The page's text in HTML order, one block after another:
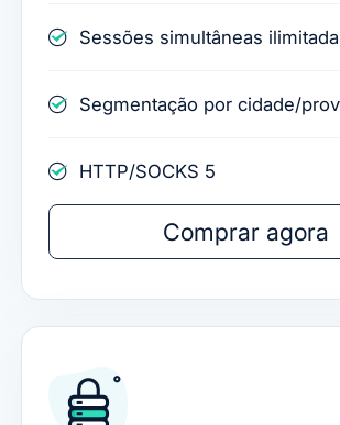
Sessões simultâneas
Segmentação por cidade/
HTTP/SOCKS 5
Comprar agora